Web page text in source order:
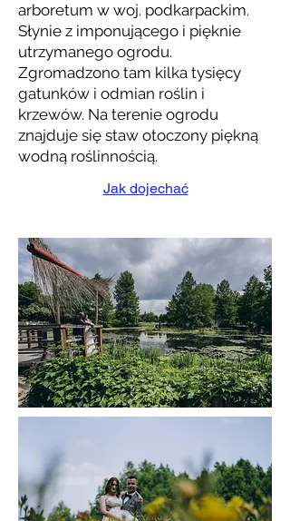
arboretum w woj. podkarpackim.
Słynie z imponującego i pięknie
utrzymanego ogrodu.
Zgromadzono tam kilka tysięcy
gatunków i odmian roślin i
krzewów. Na terenie ogrodu
znajduje się staw otoczony piękną
wodną roślinnością.
Jak dojechać